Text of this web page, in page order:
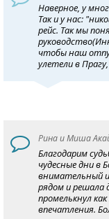
Наверное, у
Так и у нас:
рейс. Так мы
чтобы наш
улетели в
Рина и Миша
Благодарим
чудесные дни в
внимательный
рядом и решала
промелькнул
впечатления.